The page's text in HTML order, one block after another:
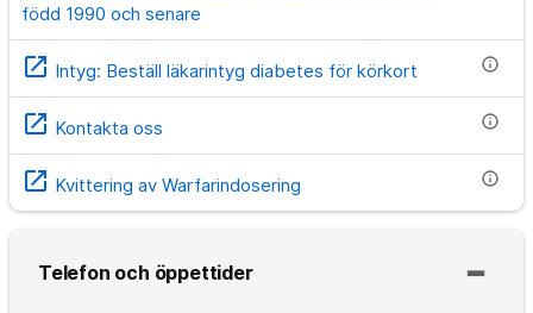
född 1990 och senare
open_in_new Intyg: Beställ läkarintyg diabetes för körkort info
open_in_new Kontakta oss info
open_in_new Kvittering av Warfarindosering info
Telefon och öppettider